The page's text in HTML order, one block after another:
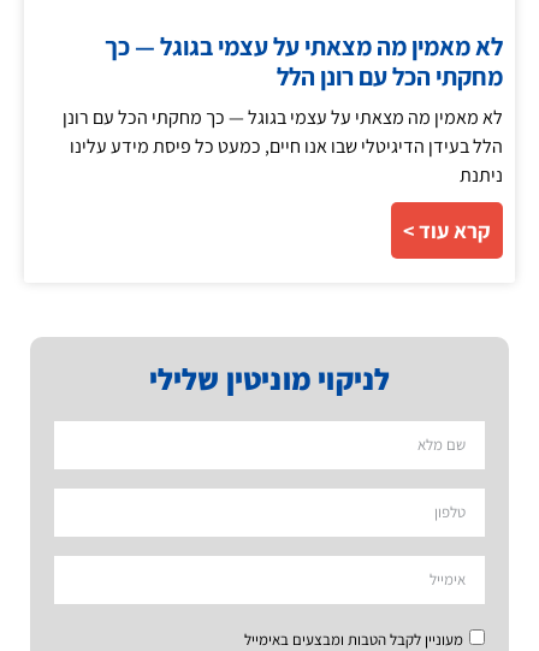
לניקוי מוניטין שלילי
מעוניין לקבל הטבות ומבצעים באימייל
לא מאמין מה מצאתי על עצמי בגוגל — כך
מחקתי הכל עם רונן הלל
לא מאמין מה מצאתי על עצמי בגוגל — כך מחקתי הכל עם רונן
הלל בעידן הדיגיטלי שבו אנו חיים, כמעט כל פיסת מידע עלינו
ניתנת
קרא עוד >